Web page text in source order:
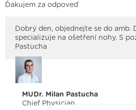
Ďakujem za odpoveď
Dobrý den, objednejte se do amb.
specializuje na ošetření nohy. S
Pastucha
MUDr. Milan Pastucha
Chief Physician